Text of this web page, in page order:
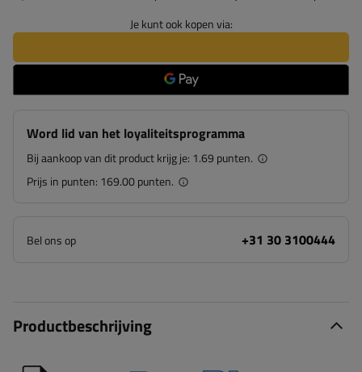
Je kunt ook kopen via:
Word lid van het loyaliteitsprogramma
Bij aankoop van dit product krijg je: 1.69 punten.
Prijs in punten: 169.00 punten.
Bel ons op +31 30 3100444
Productbeschrijving